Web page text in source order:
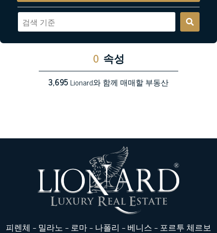
0 속성
3,695Lionard와 함께 매매할 부동산
피렌체 - 밀라노 - 로마 - 나폴리 - 베니스 - 포르투 체르보